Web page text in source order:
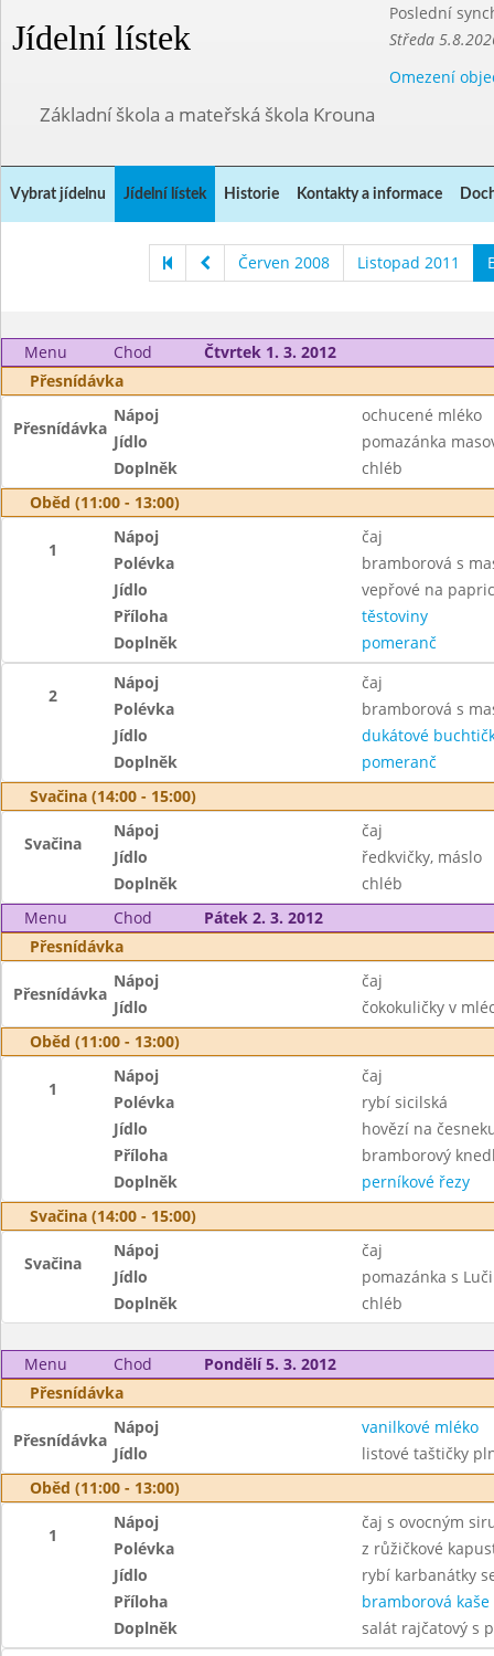
Jídelní lístek
Poslední
Středa
Omezení
Základní škola a mateřská škola Krouna
Vybrat jídelnu Jídelní lístek Historie Kontakty a informace
Červen 2008 Listopad 2011
Menu Chod
Čtvrtek 1. 3. 2012
Přesnídávka
Přesnídávka
Nápoj
ochucené mléko
Jídlo
pomazánka
Doplněk
chléb
Oběd (11:00 - 13:00)
1
Nápoj
čaj
Polévka
bramborová s
Jídlo
vepřové na
Příloha
těstoviny
Doplněk
pomeranč
2
Nápoj
čaj
Polévka
bramborová s
Jídlo
dukátové
Doplněk
pomeranč
Svačina (14:00 - 15:00)
Svačina
Nápoj
čaj
Jídlo
ředkvičky, máslo
Doplněk
chléb
Menu
Chod
Pátek 2. 3. 2012
Přesnídávka
Přesnídávka
Nápoj
čaj
Jídlo
čokokuličky v
Oběd (11:00 - 13:00)
1
Nápoj
čaj
Polévka
rybí sicilská
Jídlo
hovězí na
Příloha
bramborový
Doplněk
perníkové řezy
Svačina (14:00 - 15:00)
Svačina
Nápoj
čaj
Jídlo
pomazánka s
Doplněk
chléb
Menu Chod
Pondělí 5. 3. 2012
Přesnídávka
Přesnídávka
Nápoj
vanilkové mléko
Jídlo
listové taštičky
Oběd (11:00 - 13:00)
1
Nápoj
čaj s ovocným
Polévka
z růžičkové
Jídlo
rybí karbanátky
Příloha
bramborová kaše
Doplněk
salát rajčatový s